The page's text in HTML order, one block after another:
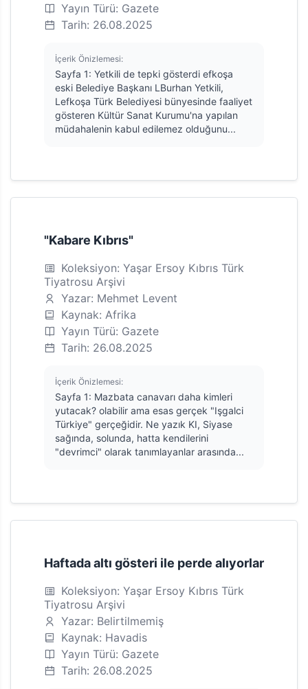
Yayın Türü: Gazete
Tarih: 26.08.2025
İçerik Önizlemesi:
Sayfa 1: Yetkili de tepki gösterdi efkoşa
eski Belediye Başkanı LBurhan Yetkili,
Lefkoşa Türk Belediyesi bünyesinde faaliyet
gösteren Kültür Sanat Kurumu'na yapılan
müdahalenin kabul edilemez olduğunu...
"Kabare Kıbrıs"
Koleksiyon: Yaşar Ersoy Kıbrıs Türk
Tiyatrosu Arşivi
Yazar: Mehmet Levent
Kaynak: Afrika
Yayın Türü: Gazete
Tarih: 26.08.2025
İçerik Önizlemesi:
Sayfa 1: Mazbata canavarı daha kimleri
yutacak? olabilir ama esas gerçek "Işgalci
Türkiye" gerçeğidir. Ne yazık KI, Siyase
sağında, solunda, hatta kendilerini
"devrimci" olarak tanımlayanlar arasında...
Haftada altı gösteri ile perde alıyorlar
Koleksiyon: Yaşar Ersoy Kıbrıs Türk
Tiyatrosu Arşivi
Yazar: Belirtilmemiş
Kaynak: Havadis
Yayın Türü: Gazete
Tarih: 26.08.2025